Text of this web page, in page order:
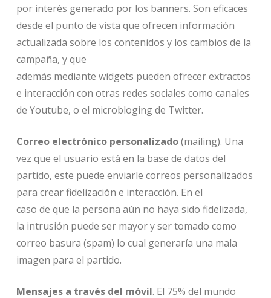
por interés generado por los banners. Son eficaces
desde el punto de vista que ofrecen información
actualizada sobre los contenidos y los cambios de la
campaña, y que
además mediante widgets pueden ofrecer extractos
e interacción con otras redes sociales como canales
de Youtube, o el microbloging de Twitter.
Correo electrónico personalizado(mailing). Una
vez que el usuario está en la base de datos del
partido, este puede enviarle correos personalizados
para crear fidelización e interacción. En el
caso de que la persona aún no haya sido fidelizada,
la intrusión puede ser mayor y ser tomado como
correo basura (spam) lo cual generaría una mala
imagen para el partido.
Mensajes a través del móvil. El 75% del mundo